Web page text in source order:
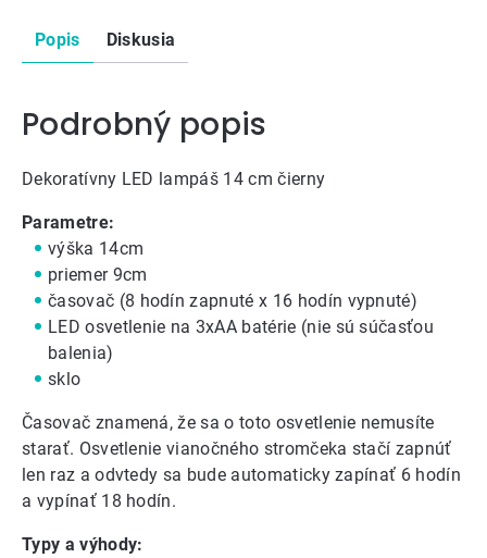
Popis Diskusia
Podrobný popis
Dekoratívny LED lampáš 14 cm čierny
Parametre:
výška 14cm
priemer 9cm
časovač (8 hodín zapnuté x 16 hodín vypnuté)
LED osvetlenie na 3xAA batérie (nie sú súčasťou
balenia)
sklo
Časovač znamená, že sa o toto osvetlenie nemusíte
starať. Osvetlenie vianočného stromčeka stačí zapnúť
len raz a odvtedy sa bude automaticky zapínať 6 hodín
a vypínať 18 hodín.
Typy a výhody: